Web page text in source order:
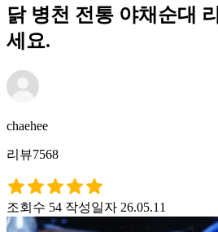
닭 병천 전통 야채순대
세요.
chaehee
리뷰7568
조회수 54 작성일자 26.05.11